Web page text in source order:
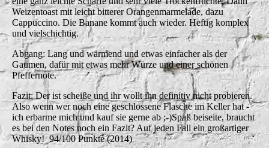
Weizentoast mit leicht bitterer Orangenmarmelade, dazu
Cappuccino. Die Banane kommt auch wieder. Heftig komplex
und vielschichtig.
Abgang: Lang und wärmend und etwas einfacher als der
Gaumen, dafür mit etwas mehr Würze und einer schönen
Pfeffernote.
Fazit: Der ist scheiße und ihr wollt ihn definitiv nicht probieren.
Also wenn wer noch eine geschlossene Flasche im Keller hat -
ich erbarme mich und kauf sie gerne ab ;-)Spaß beiseite, braucht
es bei den Notes noch ein Fazit? Auf jeden Fall ein großartiger
Whisky! 94/100 Punkte (2014)